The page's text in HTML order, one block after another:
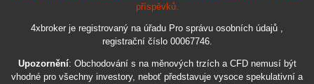
příspěvků.
4xbroker je registrovaný na úřadu Pro správu osobních údajů ,
registrační číslo 00067746.
Upozornění: Obchodování s na měnových trzích a CFD nemusí být
vhodné pro všechny investory, neboť představuje vysoce spekulativní a